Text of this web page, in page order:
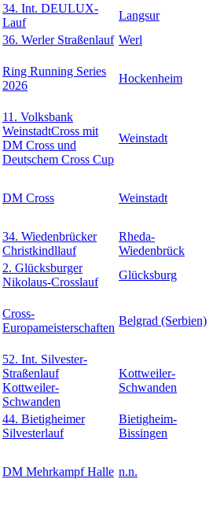
34. Int. DEULUX-
Lauf
Langsur
36. Werler Straßenlauf Werl
Ring Running Series
2026
Hockenheim
11. Volksbank
WeinstadtCross mit
DM Cross und
Deutschem Cross Cup
Weinstadt
DM Cross Weinstadt
34. Wiedenbrücker
Christkindllauf
Rheda-
Wiedenbrück
2. Glücksburger
Nikolaus-Crosslauf
Glücksburg
Cross-
Europameisterschaften
Belgrad (Serbien)
52. Int. Silvester-
Straßenlauf
Kottweiler-
Schwanden
Kottweiler-
Schwanden
44. Bietigheimer
Silvesterlauf
Bietigheim-
Bissingen
DM Mehrkampf Halle n.n.